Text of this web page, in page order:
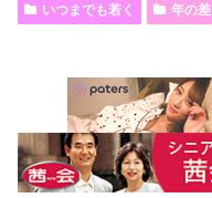
いつまでも若く 年の差